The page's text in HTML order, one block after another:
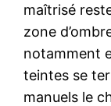
maîtrisé
zone
notamment
teintes se
manuels le